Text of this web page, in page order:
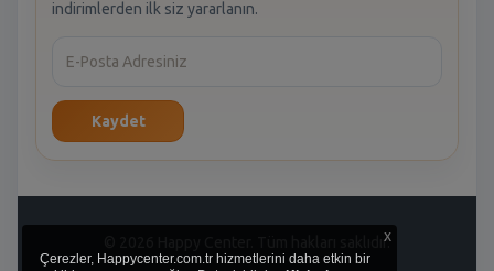
indirimlerden ilk siz yararlanın.
Kaydet
© 2026 Happy Center. Tüm hakları saklıdır.
x
Çerezler, Happycenter.com.tr hizmetlerini daha etkin bir